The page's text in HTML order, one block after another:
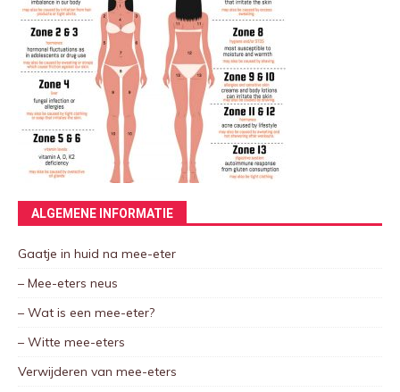
ALGEMENE INFORMATIE
Gaatje in huid na mee-eter
– Mee-eters neus
– Wat is een mee-eter?
– Witte mee-eters
Verwijderen van mee-eters